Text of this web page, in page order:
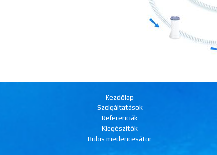
Kezdőlap
Szolgáltatások
Referenciák
Kiegészítők
Bubis medencesátor